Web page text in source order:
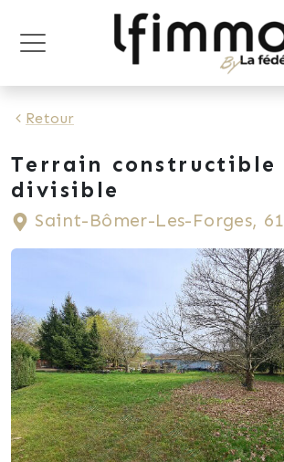
Retour
Terrain constructible
divisible
Saint-Bômer-Les-Forges,